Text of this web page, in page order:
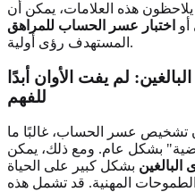
يلاحظون هذه العلامات، يمكن أن
أو اختبار عسر الحساب للمراهق
المستهدف رؤى أولية.
لم يفت الأوان أبدًا
للفهم
تشخيص عسر الحساب، غالبًا ما
بشكل عام. ومع ذلك، يمكن
بشكل كبير على الحياة